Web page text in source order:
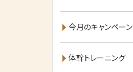
今月のキャンペーン
体幹トレーニング